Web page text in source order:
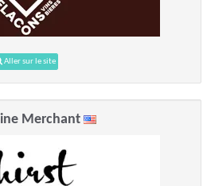
Aller sur le site
Merchant